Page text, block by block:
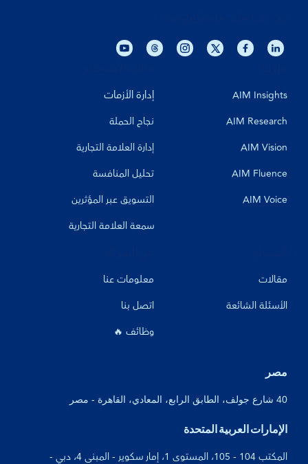
AIM Insights
AIM Research
AIM Vision
AIM Fluence
AIM Voice
إدارة الأزمات
نجاح الحملة
إدارة العلامة التجارية
تحليل المنافسة
التسويق عبر المؤثرين
سمعة العلامة التجارية
مقالات
الأسئلة الشائعة
معلومات عنا
اتصل بنا
وظائف 🔥
مصر
40 شارع جولف، الطابق الرابع، المعادي، القاهرة - مصر
الإمارات العربية المتحدة
المكتب 104 - 105، المستوى 1، إمار سكوير - المبنى 4، دبي -